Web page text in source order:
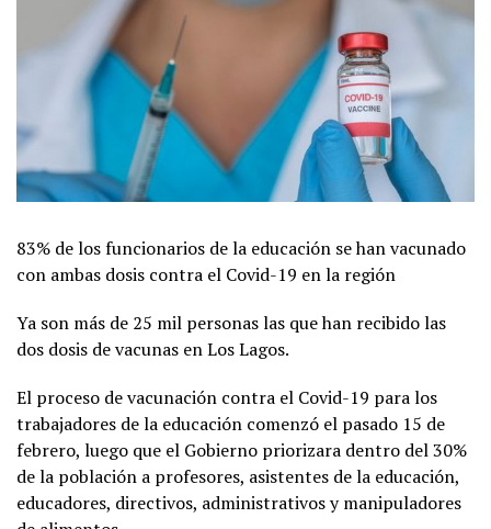
83% de los funcionarios de la educación se han vacunado
con ambas dosis contra el Covid-19 en la región
Ya son más de 25 mil personas las que han recibido las
dos dosis de vacunas en Los Lagos.
El proceso de vacunación contra el Covid-19 para los
trabajadores de la educación comenzó el pasado 15 de
febrero, luego que el Gobierno priorizara dentro del 30%
de la población a profesores, asistentes de la educación,
educadores, directivos, administrativos y manipuladores